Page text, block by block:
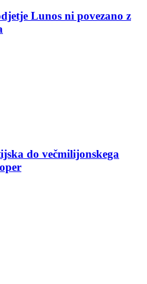
Lunos ni povezano z
do večmilijonskega